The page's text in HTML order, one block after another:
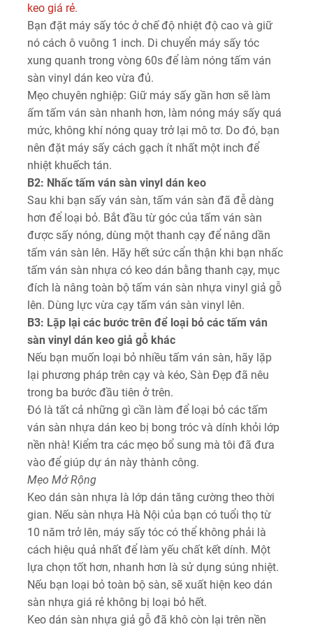
keo giá rẻ.
Bạn đặt máy sấy tóc ở chế độ nhiệt độ cao và giữ
nó cách ô vuông 1 inch. Di chuyển máy sấy tóc
xung quanh trong vòng 60s để làm nóng tấm ván
sàn vinyl dán keo vừa đủ.
Mẹo chuyên nghiệp: Giữ máy sấy gần hơn sẽ làm
ấm tấm ván sàn nhanh hơn, làm nóng máy sấy quá
mức, không khí nóng quay trở lại mô tơ. Do đó, bạn
nên đặt máy sấy cách gạch ít nhất một inch để
nhiệt khuếch tán.
B2: Nhấc tấm ván sàn vinyl dán keo
Sau khi bạn sấy ván sàn, tấm ván sàn đã đễ dàng
hơn để loại bỏ. Bắt đầu từ góc của tấm ván sàn
được sấy nóng, dùng một thanh cạy để nâng dần
tấm ván sàn lên. Hãy hết sức cẩn thận khi bạn nhấc
tấm ván sàn nhựa có keo dán bằng thanh cạy, mục
đích là nâng toàn bộ tấm ván sàn nhựa vinyl giả gỗ
lên. Dùng lực vừa cạy tấm ván sàn vinyl lên.
B3: Lặp lại các bước trên để loại bỏ các tấm ván
sàn vinyl dán keo giả gỗ khác
Nếu bạn muốn loại bỏ nhiều tấm ván sàn, hãy lặp
lại phương pháp trên cạy và kéo, Sàn Đẹp đã nêu
trong ba bước đầu tiên ở trên.
Đó là tất cả những gì cần làm để loại bỏ các tấm
ván sàn nhựa dán keo bị bong tróc và dính khỏi lớp
nền nhà! Kiểm tra các mẹo bổ sung mà tôi đã đưa
vào để giúp dự án này thành công.
Mẹo Mở Rộng
Keo dán sàn nhựa là lớp dán tăng cường theo thời
gian. Nếu sàn nhựa Hà Nội của bạn có tuổi thọ từ
10 năm trở lên, máy sấy tóc có thể không phải là
cách hiệu quả nhất để làm yếu chất kết dính. Một
lựa chọn tốt hơn, nhanh hơn là sử dụng súng nhiệt.
Nếu bạn loại bỏ toàn bộ sàn, sẽ xuất hiện keo dán
sàn nhựa giá rẻ không bị loại bỏ hết.
Keo dán sàn nhựa giả gỗ đã khô còn lại trên nền